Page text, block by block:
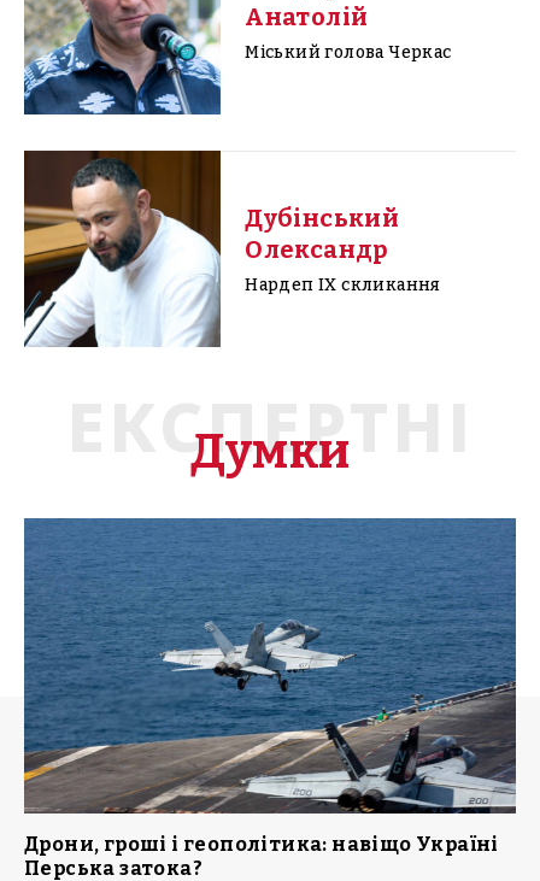
Анатолій
Міський голова Черкас
Дубінський
Олександр
Нардеп IX скликання
ЕКСПЕРТНІ
Думки
Дрони, гроші і геополітика: навіщо Україні
Перська затока?